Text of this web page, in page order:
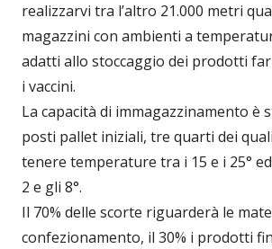
realizzarvi tra l’altro 21.000 metri
magazzini con ambienti a
adatti allo stoccaggio dei prodotti
i vaccini.
La capacità di immagazzinamento è
posti pallet iniziali, tre quarti dei
tenere temperature tra i 15 e i 25°
2 e gli 8°.
Il 70% delle scorte riguarderà le
confezionamento, il 30% i prodotti